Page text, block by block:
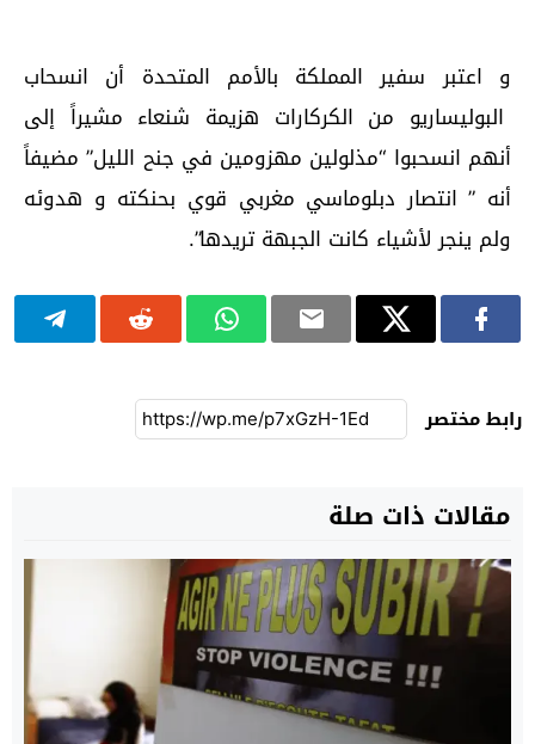
و اعتبر سفير المملكة بالأمم المتحدة أن انسحاب
البوليساريو من الكركارات هزيمة شنعاء مشيراً إلى
أنهم انسحبوا “مذلولين مهزومين في جنح الليل” مضيفاً
أنه ” انتصار دبلوماسي مغربي قوي بحنكته و هدوئه
ولم ينجر لأشياء كانت الجبهة تريدها”.
رابط مختصر
مقالات ذات صلة